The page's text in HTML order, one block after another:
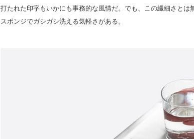
打たれた印字もいかにも事務的な風情だ。でも、この繊細さと
スポンジでガシガシ洗える気軽さがある。